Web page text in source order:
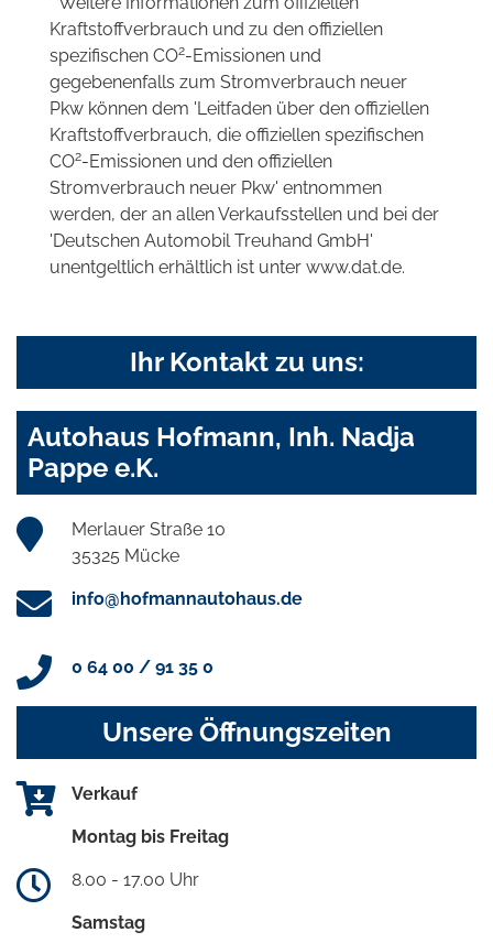
Kraftstoffverbrauch und zu den offiziellen
spezifischen CO2-Emissionen und
gegebenenfalls zum Stromverbrauch neuer
Pkw können dem 'Leitfaden über den offiziellen
Kraftstoffverbrauch, die offiziellen spezifischen
CO2-Emissionen und den offiziellen
Stromverbrauch neuer Pkw' entnommen
werden, der an allen Verkaufsstellen und bei der
'Deutschen Automobil Treuhand GmbH'
unentgeltlich erhältlich ist unter www.dat.de.
Ihr Kontakt zu uns:
Autohaus Hofmann, Inh. Nadja
Pappe e.K.
Merlauer Straße 10
35325 Mücke
info@hofmannautohaus.de
0 64 00 / 91 35 0
Unsere Öffnungszeiten
Verkauf
Montag bis Freitag
8.00 - 17.00 Uhr
Samstag